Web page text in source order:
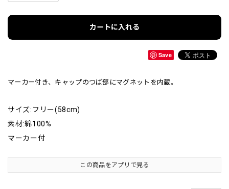
カートに入れる
Save
マーカー付き、キャップのつば部にマグネットを内蔵。
サイズ:フリー(58cm)
素材:綿100%
マーカー付
この商品をアプリで見る